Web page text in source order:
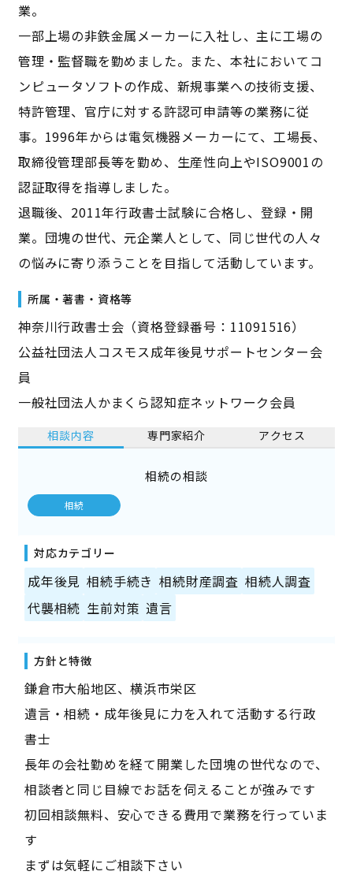
業。
一部上場の非鉄金属メーカーに入社し、主に工場の
管理・監督職を勤めました。また、本社においてコ
ンピュータソフトの作成、新規事業への技術支援、
特許管理、官庁に対する許認可申請等の業務に従
事。1996年からは電気機器メーカーにて、工場長、
取締役管理部長等を勤め、生産性向上やISO9001の
認証取得を指導しました。
退職後、2011年行政書士試験に合格し、登録・開
業。団塊の世代、元企業人として、同じ世代の人々
の悩みに寄り添うことを目指して活動しています。
所属・著書・資格等
神奈川行政書士会（資格登録番号：11091516）
公益社団法人コスモス成年後見サポートセンター会
員
一般社団法人かまくら認知症ネットワーク会員
相談内容 専門家紹介 アクセス
相続の相談
相続
対応カテゴリー
成年後見 相続手続き 相続財産調査 相続人調査
代襲相続 生前対策 遺言
方針と特徴
鎌倉市大船地区、横浜市栄区
遺言・相続・成年後見に力を入れて活動する行政
書士
長年の会社勤めを経て開業した団塊の世代なので、
相談者と同じ目線でお話を伺えることが強みです
初回相談無料、安心できる費用で業務を行っていま
す
まずは気軽にご相談下さい